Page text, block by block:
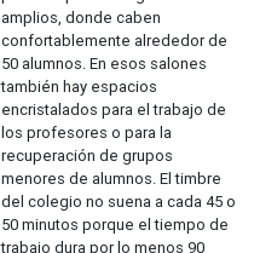
amplios, donde caben
confortablemente alrededor de
50 alumnos. En esos salones
también hay espacios
encristalados para el trabajo de
los profesores o para la
recuperación de grupos
menores de alumnos. El timbre
del colegio no suena a cada 45 o
50 minutos porque el tiempo de
trabajo dura por lo menos 90